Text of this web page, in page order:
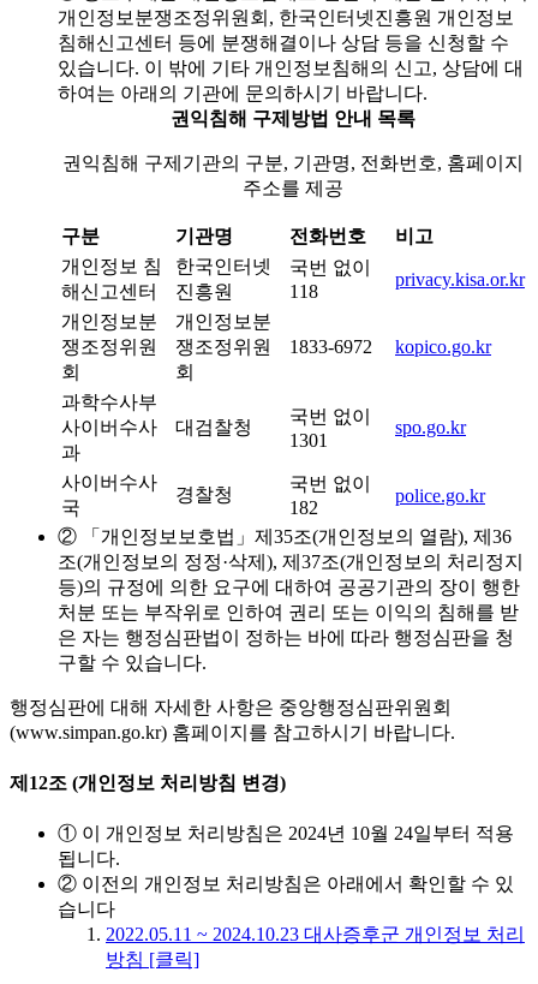
개인정보분쟁조정위원회, 한국인터넷진흥원 개인정보
침해신고센터 등에 분쟁해결이나 상담 등을 신청할 수
있습니다. 이 밖에 기타 개인정보침해의 신고, 상담에 대
하여는 아래의 기관에 문의하시기 바랍니다.
권익침해 구제방법 안내 목록
권익침해 구제기관의 구분, 기관명, 전화번호, 홈페이지
주소를 제공
구분 기관명 전화번호
비고
개인정보 침
해신고센터
한국인터넷
진흥원
국번 없이
118
privacy.kisa.or.kr
개인정보분
쟁조정위원
회
개인정보분
쟁조정위원
회
1833-6972 kopico.go.kr
과학수사부
사이버수사
과
대검찰청
국번 없이
1301
spo.go.kr
사이버수사
국
경찰청
국번 없이
182
police.go.kr
② 「개인정보보호법」제35조(개인정보의 열람), 제36
조(개인정보의 정정·삭제), 제37조(개인정보의 처리정지
등)의 규정에 의한 요구에 대하여 공공기관의 장이 행한
처분 또는 부작위로 인하여 권리 또는 이익의 침해를 받
은 자는 행정심판법이 정하는 바에 따라 행정심판을 청
구할 수 있습니다.
행정심판에 대해 자세한 사항은 중앙행정심판위원회
(www.simpan.go.kr) 홈페이지를 참고하시기 바랍니다.
제12조 (개인정보 처리방침 변경)
① 이 개인정보 처리방침은 2024년 10월 24일부터 적용
됩니다.
② 이전의 개인정보 처리방침은 아래에서 확인할 수 있
습니다
2022.05.11 ~ 2024.10.23 대사증후군 개인정보 처리
방침 [클릭]